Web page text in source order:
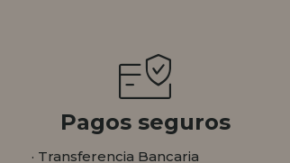
Pagos seguros
· Transferencia Bancaria